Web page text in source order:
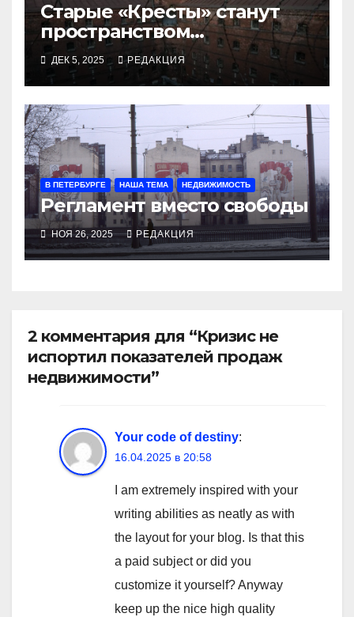
Старые «Кресты» станут
пространством
экспозиции, отелей и
променада
ДЕК 5, 2025 РЕДАКЦИЯ
В ПЕТЕРБУРГЕ НАША ТЕМА НЕДВИЖИМОСТЬ
Регламент вместо свободы
НОЯ 26, 2025 РЕДАКЦИЯ
2 комментария для “Кризис не
испортил показателей продаж
недвижимости”
Your code of destiny:
16.04.2025 в 20:58
I am extremely inspired with your
writing abilities as neatly as with
the layout for your blog. Is that this
a paid subject or did you
customize it yourself? Anyway
keep up the nice high quality